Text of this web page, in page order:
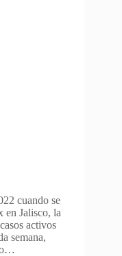
cuando se
en Jalisco, la
activos
semana,